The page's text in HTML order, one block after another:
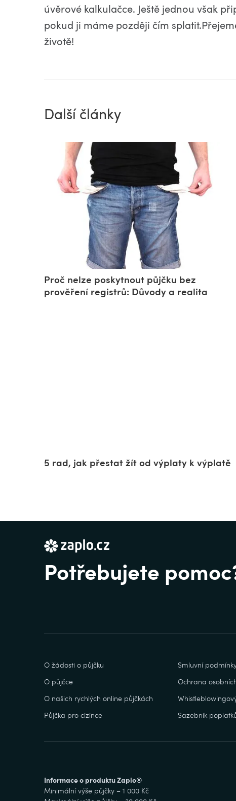
úvěrové kalkulačce. Ještě jednou však
pokud ji máme později čím
životě!
Další články
Proč nelze poskytnout půjčku bez
prověření registrů: Důvody a realita
5 rad, jak přestat žít od výplaty k výplatě
Potřebujete
O žádosti o půjčku
O půjčce
O našich rychlých online půjčkách
Půjčka pro cizince
Smluvní
Ochrana
Sazebník
Informace o produktu Zaplo®
Minimální výše půjčky – 1 000 Kč